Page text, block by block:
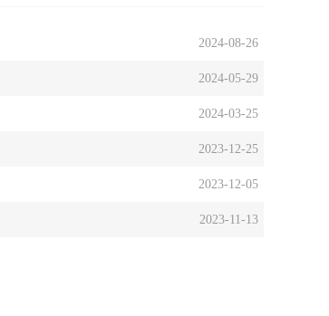
2024-08-26
2024-05-29
2024-03-25
2023-12-25
2023-12-05
2023-11-13